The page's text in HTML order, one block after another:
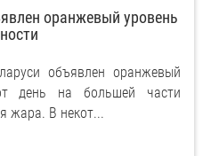
оранжевый уровень
объявлен оранжевый
день на большей части
жара. В некот...